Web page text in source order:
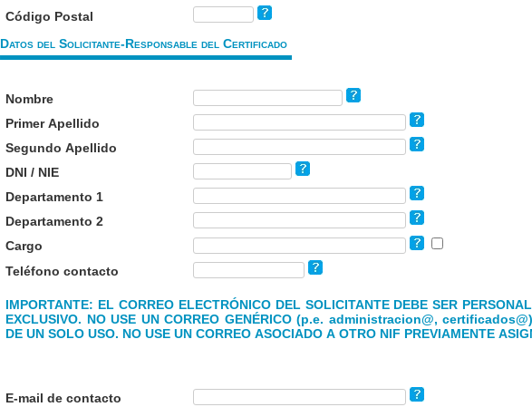
Código Postal
Datos del Solicitante-Responsable del Certificado
Nombre
Primer Apellido
Segundo Apellido
DNI / NIE
Departamento 1
Departamento 2
Cargo
Teléfono contacto
IMPORTANTE: EL CORREO ELECTRÓNICO DEL SOLICITANTE DEBE SER
EXCLUSIVO. NO USE UN CORREO GENÉRICO (p.e. administracion@,
DE UN SOLO USO. NO USE UN CORREO ASOCIADO A OTRO NIF PREVIAMENTE
E-mail de contacto